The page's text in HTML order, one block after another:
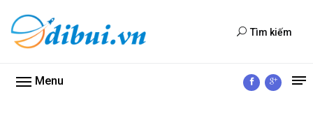
Tìm kiếm
Menu